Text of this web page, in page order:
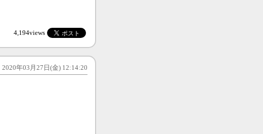
4,194views
2020年03月27日(金) 12:14:20